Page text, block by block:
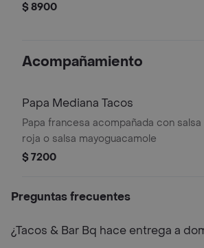
$ 8900
Acompañamiento
Papa Mediana Tacos
Papa francesa acompañada con salsa
roja o salsa mayoguacamole
$ 7200
Preguntas frecuentes
¿Tacos & Bar Bq hace entrega a